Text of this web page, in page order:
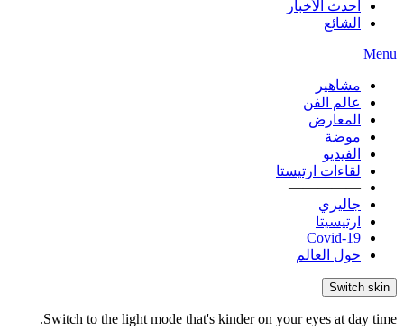
أحدث الأخبار
الشائع
Menu
مشاهير
عالم الفن
المعارض
موضة
الفيديو
لقاءات ارتيستا
—————
جاليري
ارتيسيتا
Covid-19
حول العالم
Switch skin
Switch to the light mode that's kinder on your eyes at day time.